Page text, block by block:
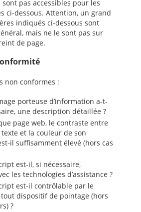
sont pas accessibles pour les
ci-dessous. Attention, un grand
indiqués ci-dessous sont
mais ne le sont pas sur
de page.
non conformes :
porteuse d’information a-t-
une description détaillée ?
page web, le contraste entre
et la couleur de son
il suffisamment élevé (hors cas
est-il, si nécessaire,
les technologies d’assistance ?
est-il contrôlable par le
dispositif de pointage (hors
?